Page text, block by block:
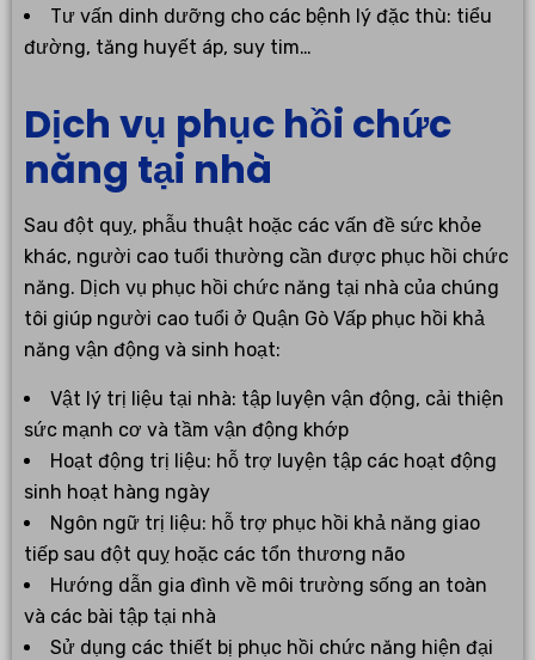
Tư vấn dinh dưỡng cho các bệnh lý đặc thù: tiểu
đường, tăng huyết áp, suy tim…
Dịch vụ phục hồi chức
năng tại nhà
Sau đột quỵ, phẫu thuật hoặc các vấn đề sức khỏe
khác, người cao tuổi thường cần được phục hồi chức
năng. Dịch vụ phục hồi chức năng tại nhà của chúng
tôi giúp người cao tuổi ở Quận Gò Vấp phục hồi khả
năng vận động và sinh hoạt:
Vật lý trị liệu tại nhà: tập luyện vận động, cải thiện
sức mạnh cơ và tầm vận động khớp
Hoạt động trị liệu: hỗ trợ luyện tập các hoạt động
sinh hoạt hàng ngày
Ngôn ngữ trị liệu: hỗ trợ phục hồi khả năng giao
tiếp sau đột quỵ hoặc các tổn thương não
Hướng dẫn gia đình về môi trường sống an toàn
và các bài tập tại nhà
Sử dụng các thiết bị phục hồi chức năng hiện đại